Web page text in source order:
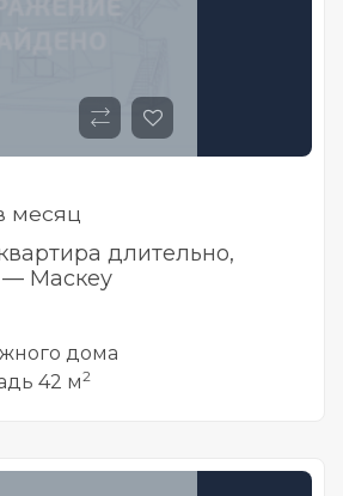
месяц
длительно,
Маскеу
дома
42 м2